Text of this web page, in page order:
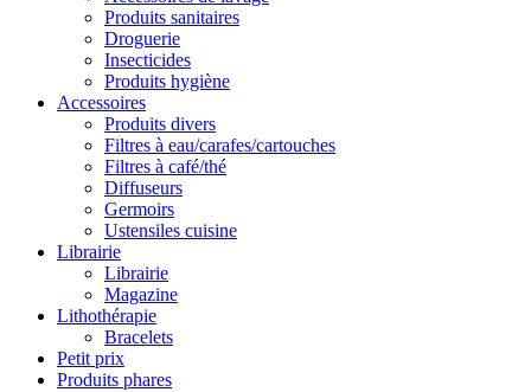
Produits sanitaires
Droguerie
Insecticides
Produits hygiène
Accessoires
Produits divers
Filtres à eau/carafes/cartouches
Filtres à café/thé
Diffuseurs
Germoirs
Ustensiles cuisine
Librairie
Librairie
Magazine
Lithothérapie
Bracelets
Petit prix
Produits phares